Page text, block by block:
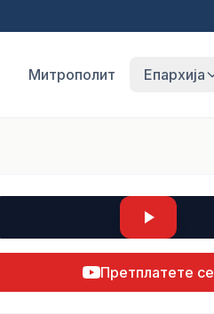
Митрополит Епархија
Претплатете се